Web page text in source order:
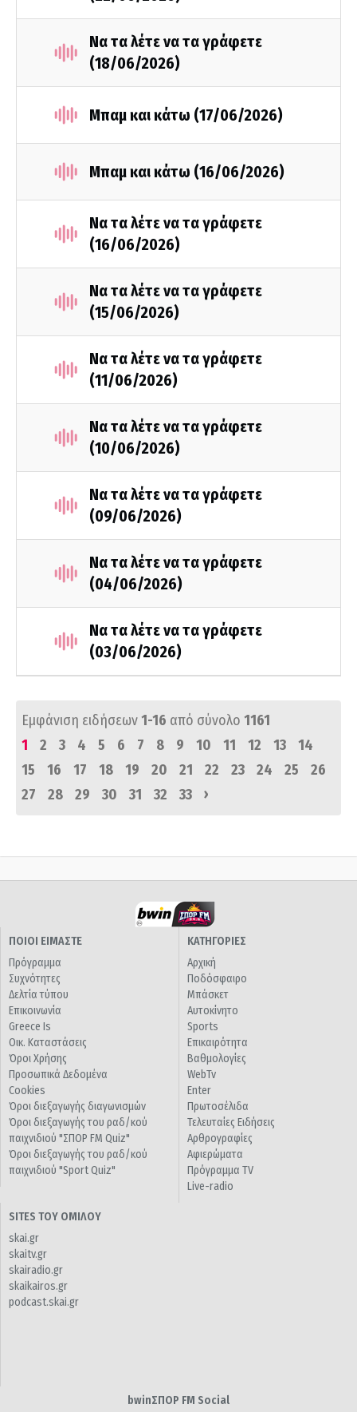
Να τα λέτε να τα γράφετε
(18/06/2026)
Μπαμ και κάτω (17/06/2026)
Μπαμ και κάτω (16/06/2026)
Να τα λέτε να τα γράφετε
(16/06/2026)
Να τα λέτε να τα γράφετε
(15/06/2026)
Να τα λέτε να τα γράφετε
(11/06/2026)
Να τα λέτε να τα γράφετε
(10/06/2026)
Να τα λέτε να τα γράφετε
(09/06/2026)
Να τα λέτε να τα γράφετε
(04/06/2026)
Να τα λέτε να τα γράφετε
(03/06/2026)
Εμφάνιση ειδήσεων1-16 από σύνολο 1161
1
2 3 4 5 6 7 8 9 10 11 12 13
14
15
16 17 18 19 20 21 22 23 24 25
26
27
28 29 30 31 32 33 ›
ΠΟΙΟΙ ΕΙΜΑΣΤΕ
Πρόγραμμα
Συχνότητες
Δελτία τύπου
Επικοινωνία
Greece Is
Οικ. Καταστάσεις
Όροι Χρήσης
Προσωπικά Δεδομένα
Cookies
Όροι διεξαγωγής διαγωνισμών
Όροι διεξαγωγής του ραδ/κού
παιχνιδιού "ΣΠΟΡ FM Quiz"
Όροι διεξαγωγής του ραδ/κού
παιχνιδιού "Sport Quiz"
ΚΑΤΗΓΟΡΙΕΣ
Αρχική
Ποδόσφαιρο
Μπάσκετ
Αυτοκίνητο
Sports
Επικαιρότητα
Βαθμολογίες
WebTv
Enter
Πρωτοσέλιδα
Τελευταίες Ειδήσεις
Αρθρογραφίες
Αφιερώματα
Πρόγραμμα TV
Live-radio
SITES ΤΟΥ ΟΜΙΛΟΥ
skai.gr
skaitv.gr
skairadio.gr
skaikairos.gr
podcast.skai.gr
bwinΣΠΟΡ FM Social